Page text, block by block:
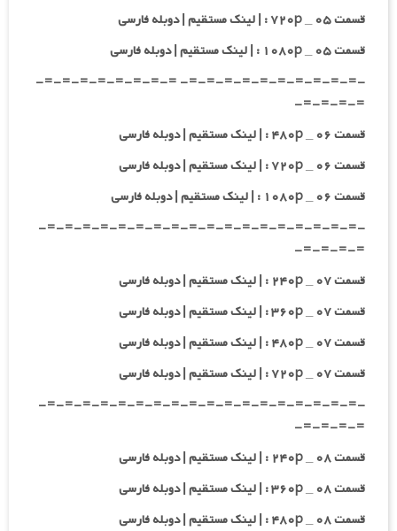
قسمت ۰۵ _ ۷۲۰p : | لینک مستقیم | دوبله فارسی
قسمت ۰۵ _ ۱۰۸۰p : | لینک مستقیم | دوبله فارسی
-=-=-=-=-=-=-=-=-=-=- =-=-=-=-=-=-=-=-
=-=-=-=-
قسمت ۰۶ _ ۴۸۰p : | لینک مستقیم | دوبله فارسی
قسمت ۰۶ _ ۷۲۰p : | لینک مستقیم | دوبله فارسی
قسمت ۰۶ _ ۱۰۸۰p : | لینک مستقیم | دوبله فارسی
-=-=-=-=-=-=-=-=-=-=-=-=-=-=-=-=-=-=-
=-=-=-=-
قسمت ۰۷ _ ۲۴۰p : | لینک مستقیم | دوبله فارسی
قسمت ۰۷ _ ۳۶۰p : | لینک مستقیم | دوبله فارسی
قسمت ۰۷ _ ۴۸۰p : | لینک مستقیم | دوبله فارسی
قسمت ۰۷ _ ۷۲۰p : | لینک مستقیم | دوبله فارسی
-=-=-=-=-=-=-=-=-=-=-=-=-=-=-=-=-=-=-
=-=-=-=-
قسمت ۰۸ _ ۲۴۰p : | لینک مستقیم | دوبله فارسی
قسمت ۰۸ _ ۳۶۰p : | لینک مستقیم | دوبله فارسی
قسمت ۰۸ _ ۴۸۰p : | لینک مستقیم | دوبله فارسی